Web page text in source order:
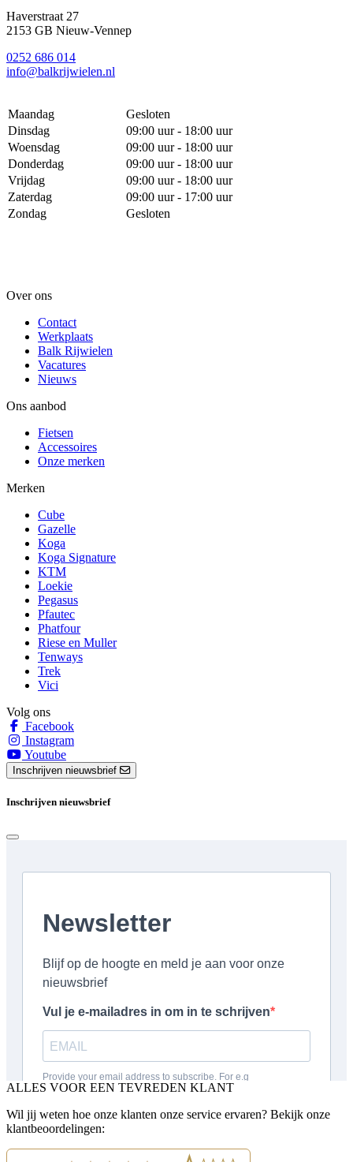
Haverstraat 27
2153 GB Nieuw-Vennep
0252 686 014
info@balkrijwielen.nl
Maandag
Gesloten
Dinsdag
09:00 uur - 18:00 uur
Woensdag
09:00 uur - 18:00 uur
Donderdag
09:00 uur - 18:00 uur
Vrijdag
09:00 uur - 18:00 uur
Zaterdag
09:00 uur - 17:00 uur
Zondag
Gesloten
Over ons
Contact
Werkplaats
Balk Rijwielen
Vacatures
Nieuws
Ons aanbod
Fietsen
Accessoires
Onze merken
Merken
Cube
Gazelle
Koga
Koga Signature
KTM
Loekie
Pegasus
Pfautec
Phatfour
Riese en Muller
Tenways
Trek
Vici
Volg ons
Facebook
Instagram
Youtube
Inschrijven nieuwsbrief
Inschrijven nieuwsbrief
ALLES VOOR EEN TEVREDEN KLANT
Wil jij weten hoe onze klanten onze service ervaren? Bekijk onze
klantbeoordelingen: